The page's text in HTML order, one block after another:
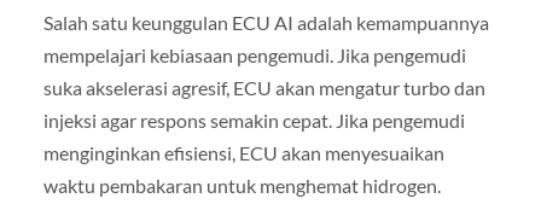
Salah satu keunggulan ECU AI adalah kemampuannya
mempelajari kebiasaan pengemudi. Jika pengemudi
suka akselerasi agresif, ECU akan mengatur turbo dan
injeksi agar respons semakin cepat. Jika pengemudi
menginginkan efisiensi, ECU akan menyesuaikan
waktu pembakaran untuk menghemat hidrogen.